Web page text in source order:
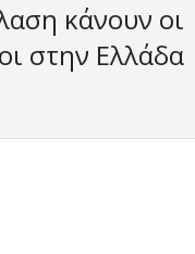
κάνουν οι
στην Ελλάδα